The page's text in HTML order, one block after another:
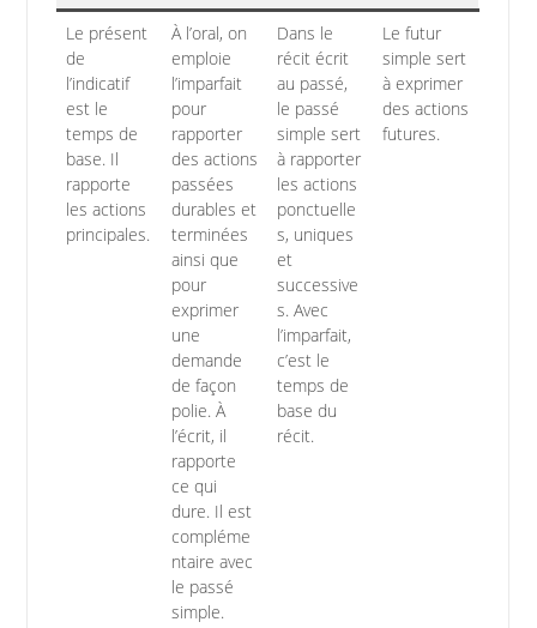
Le présent
de
l’indicatif
est le
temps de
base. Il
rapporte
les actions
principales.
À l’oral, on
emploie
l’imparfait
pour
rapporter
des actions
passées
durables et
terminées
ainsi que
pour
exprimer
une
demande
de façon
polie. À
l’écrit, il
rapporte
ce qui
dure. Il est
compléme
ntaire avec
le passé
simple.
Dans le
récit écrit
au passé,
le passé
simple sert
à rapporter
les actions
ponctuelle
s, uniques
et
successive
s. Avec
l’imparfait,
c’est le
temps de
base du
récit.
Le futur
simple sert
à exprimer
des actions
futures.